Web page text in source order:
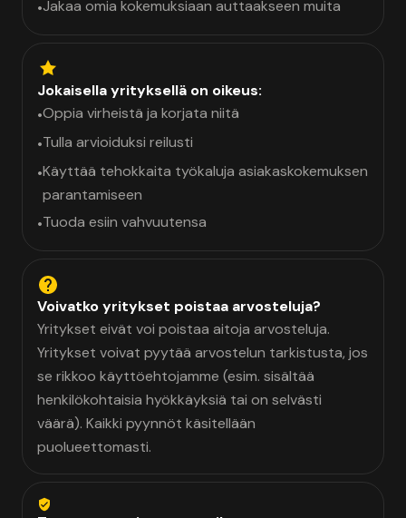
•Jakaa omia kokemuksiaan auttaakseen muita
Jokaisella yrityksellä on oikeus:
•Oppia virheistä ja korjata niitä
•Tulla arvioiduksi reilusti
•Käyttää tehokkaita työkaluja asiakaskokemuksen
parantamiseen
•Tuoda esiin vahvuutensa
Voivatko yritykset poistaa arvosteluja?
Yritykset eivät voi poistaa aitoja arvosteluja.
Yritykset voivat pyytää arvostelun tarkistusta, jos
se rikkoo käyttöehtojamme (esim. sisältää
henkilökohtaisia hyökkäyksiä tai on selvästi
väärä). Kaikki pyynnöt käsitellään
puolueettomasti.